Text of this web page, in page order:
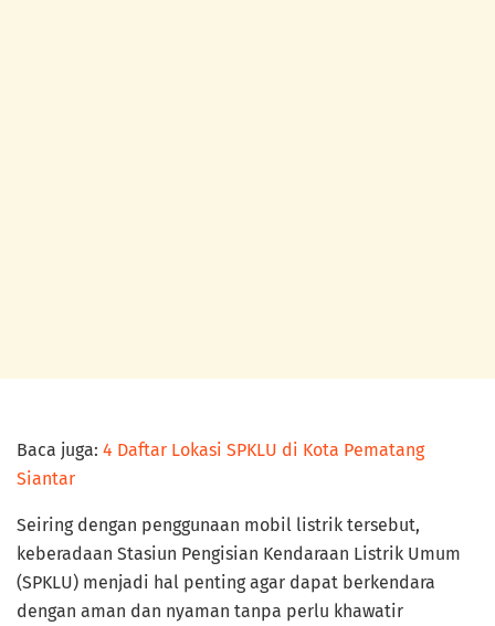
Baca juga: 4 Daftar Lokasi SPKLU di Kota Pematang
Siantar
Seiring dengan penggunaan mobil listrik tersebut,
keberadaan Stasiun Pengisian Kendaraan Listrik Umum
(SPKLU) menjadi hal penting agar dapat berkendara
dengan aman dan nyaman tanpa perlu khawatir